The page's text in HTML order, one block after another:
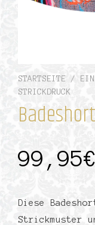
STARTSEITE /
STRICKDRUCK
99,95€
Diese
Strickmuster